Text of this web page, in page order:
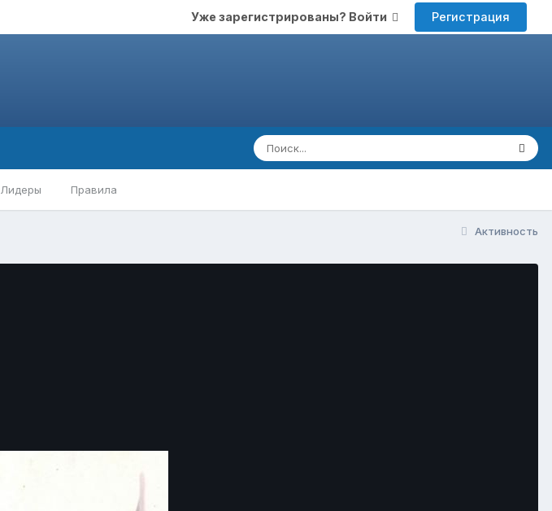
Уже зарегистрированы? Войти Регистрация
Лидеры Правила
Активность